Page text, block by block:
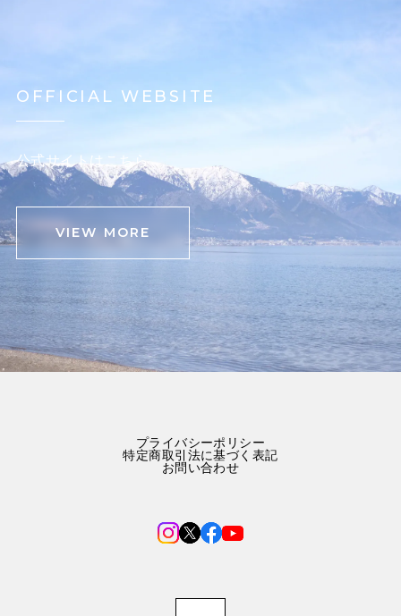
OFFICIAL WEBSITE
公式サイトはこちら
VIEW MORE
プライバシーポリシー
特定商取引法に基づく表記
お問い合わせ